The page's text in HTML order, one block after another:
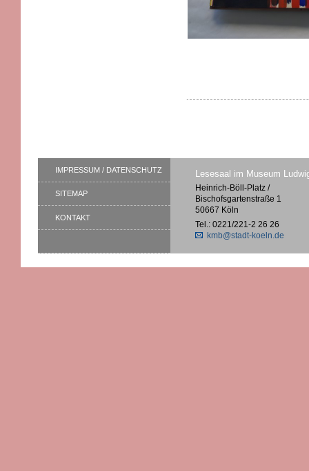
IMPRESSUM / DATENSCHUTZ
SITEMAP
KONTAKT
Lesesaal im Museum
Heinrich-Böll-Platz /
Bischofsgartenstraße 1
50667 Köln
Tel.: 0221/221-2 26 26
kmb@stadt-koeln.de